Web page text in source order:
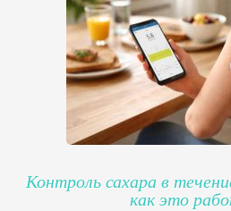
Контроль сахара в
как это